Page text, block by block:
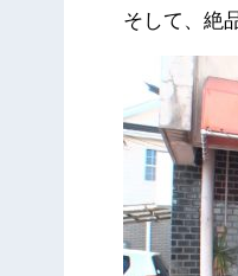
そして、絶